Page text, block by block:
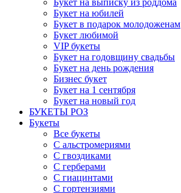
Букет на выписку из роддома
Букет на юбилей
Букет в подарок молодоженам
Букет любимой
VIP букеты
Букет на годовщину свадьбы
Букет на день рождения
Бизнес букет
Букет на 1 сентября
Букет на новый год
БУКЕТЫ РОЗ
Букеты
Все букеты
С альстромериями
С гвоздиками
С герберами
С гиацинтами
С гортензиями